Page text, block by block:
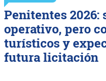
Penitentes 2026:
operativo, pero
turísticos y
futura licitación